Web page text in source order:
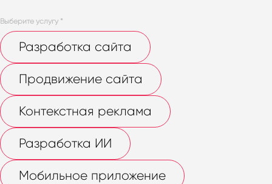
Выберите услугу *
Разработка сайта
Продвижение сайта
Контекстная реклама
Разработка ИИ
Мобильное приложение